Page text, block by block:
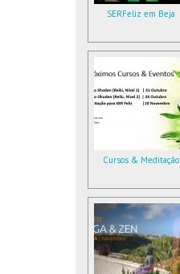
SERFeliz em Beja
Cursos & Meditação